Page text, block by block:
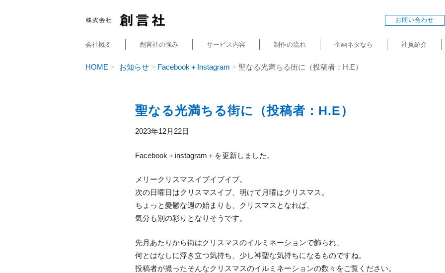
お問い合わせ
会社概要 創言社の強み サービス内容 制作の流れ 企画ネタなら 社員紹介
HOME お知らせ Facebook＋Instagram 聖なる光満ちる街に（投稿者：H.E）
聖なる光満ちる街に（投稿者：H.E）
2023年12月22日
Facebook＋instagram＋を更新しました。
メリークリスマスイブイブイブ。
次の日曜日はクリスマスイブ、明けて月曜はクリスマス。
ちょっと憂鬱な週の始まりも、クリスマスとなれば、
気分も別の彩りとなりそうです。
先月あたりから街はクリスマスのイルミネーションで飾られ、
何とはなしに浮き立つ気持ち、少し神聖な気持ちになるものですね。
投稿者が撮ったそんなクリスマスのイルミネーションの数々をご覧ください。